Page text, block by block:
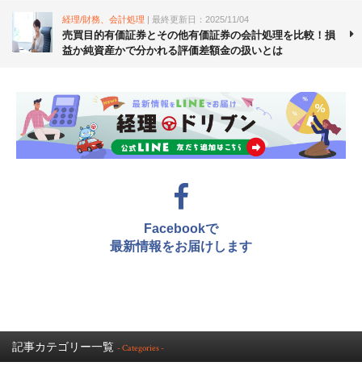
経理/財務、会計処理 | 最終更新日：2025/11/04
売買目的有価証券とその他有価証券の会計処理を比較！損
益か純資産かで分かれる評価差額金の扱いとは
Facebookで
最新情報をお届けします
記事カテゴリー一覧 - Categories -